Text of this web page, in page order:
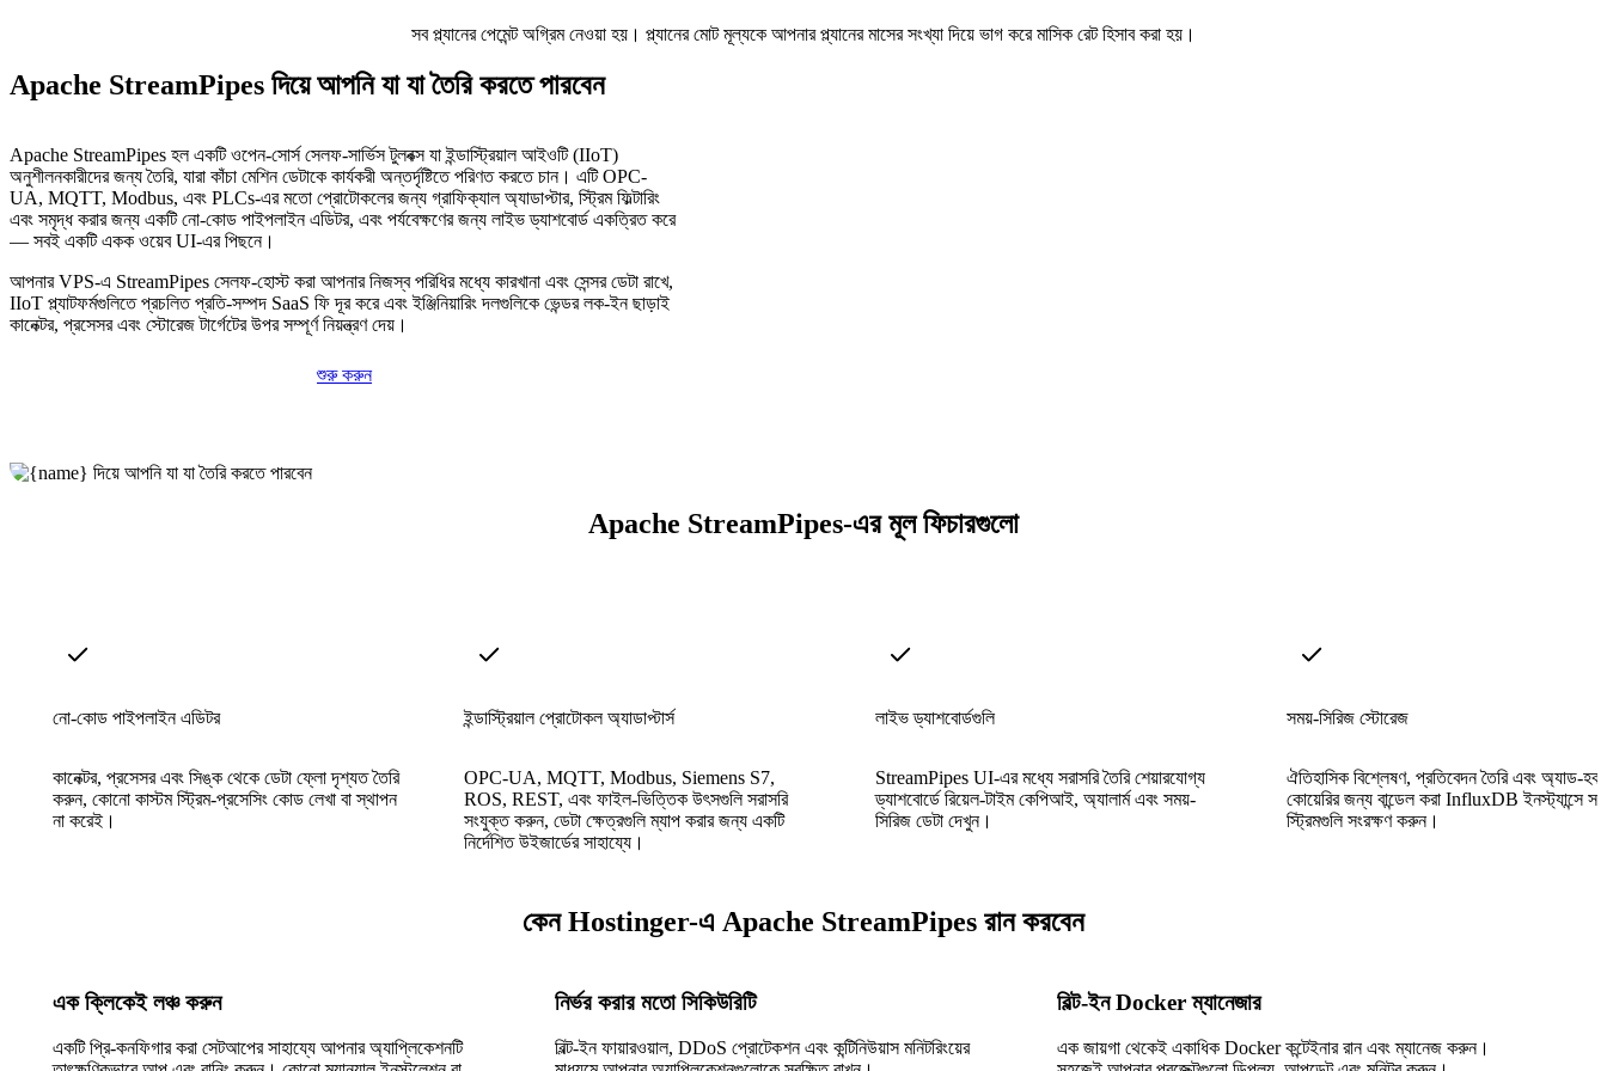
সব প্ল্যানের পেমেন্ট অগ্রিম নেওয়া হয়। প্ল্যানের মোট মূল্যকে আপনার প্ল্যানের মাসের সংখ্যা দিয়ে ভাগ করে মাসিক রেট হিসাব করা হয়।
Apache StreamPipes দিয়ে আপনি যা যা তৈরি করতে পারবেন
Apache StreamPipes হল একটি ওপেন-সোর্স সেলফ-সার্ভিস টুলবক্স যা ইন্ডাস্ট্রিয়াল আইওটি (IIoT)
অনুশীলনকারীদের জন্য তৈরি, যারা কাঁচা মেশিন ডেটাকে কার্যকরী অন্তর্দৃষ্টিতে পরিণত করতে চান। এটি OPC-
UA, MQTT, Modbus, এবং PLCs-এর মতো প্রোটোকলের জন্য গ্রাফিক্যাল অ্যাডাপ্টার, স্ট্রিম ফিল্টারিং
এবং সমৃদ্ধ করার জন্য একটি নো-কোড পাইপলাইন এডিটর, এবং পর্যবেক্ষণের জন্য লাইভ ড্যাশবোর্ড একত্রিত করে
— সবই একটি একক ওয়েব UI-এর পিছনে।
আপনার VPS-এ StreamPipes সেলফ-হোস্ট করা আপনার নিজস্ব পরিধির মধ্যে কারখানা এবং সেন্সর ডেটা রাখে,
IIoT প্ল্যাটফর্মগুলিতে প্রচলিত প্রতি-সম্পদ SaaS ফি দূর করে এবং ইঞ্জিনিয়ারিং দলগুলিকে ভেন্ডর লক-ইন ছাড়াই
কানেক্টর, প্রসেসর এবং স্টোরেজ টার্গেটের উপর সম্পূর্ণ নিয়ন্ত্রণ দেয়।
শুরু করুন
Apache StreamPipes-এর মূল ফিচারগুলো
নো-কোড পাইপলাইন এডিটর
কানেক্টর, প্রসেসর এবং সিঙ্ক থেকে ডেটা ফ্লো দৃশ্যত তৈরি
করুন, কোনো কাস্টম স্ট্রিম-প্রসেসিং কোড লেখা বা স্থাপন
না করেই।
ইন্ডাস্ট্রিয়াল প্রোটোকল অ্যাডাপ্টার্স
OPC-UA, MQTT, Modbus, Siemens S7,
ROS, REST, এবং ফাইল-ভিত্তিক উৎসগুলি সরাসরি
সংযুক্ত করুন, ডেটা ক্ষেত্রগুলি ম্যাপ করার জন্য একটি
নির্দেশিত উইজার্ডের সাহায্যে।
লাইভ ড্যাশবোর্ডগুলি
StreamPipes UI-এর মধ্যে সরাসরি তৈরি শেয়ারযোগ্য
ড্যাশবোর্ডে রিয়েল-টাইম কেপিআই, অ্যালার্ম এবং সময়-
সিরিজ ডেটা দেখুন।
সময়-সিরিজ স্টোরেজ
ঐতিহাসিক বিশ্লেষণ, প্রতিবেদন তৈরি এবং অ্যাড-হক
কোয়েরির জন্য বান্ডেল করা InfluxDB ইনস্ট্যান্সে
স্ট্রিমগুলি সংরক্ষণ করুন।
কেন Hostinger-এ Apache StreamPipes রান করবেন
এক ক্লিকেই লঞ্চ করুন
একটি প্রি-কনফিগার করা সেটআপের সাহায্যে আপনার অ্যাপ্লিকেশনটি
নির্ভর করার মতো সিকিউরিটি
বিল্ট-ইন ফায়ারওয়াল, DDoS প্রোটেকশন এবং কন্টিনিউয়াস মনিটরিংয়ের
বিল্ট-ইন Docker ম্যানেজার
এক জায়গা থেকেই একাধিক Docker কন্টেইনার রান এবং ম্যানেজ করুন।